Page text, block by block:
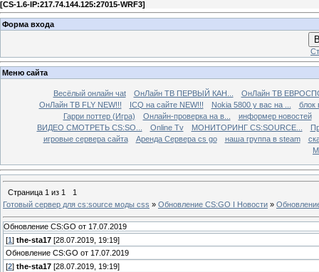
[CS-1.6-IP:217.74.144.125:27015-WRF3]
Форма входа
Меню сайта
Весёлый онлайн чаt ОнЛайн ТВ ПЕРВЫЙ КАН...
ОнЛайн ТВ
ОнЛайн ТВ FLY NEW!!!
ICQ на сайте NEW!!! Nokia 5800 у вас на ...
блок
Гарри поттер (Игра)
Онлайн-проверка на в...
информер новостей
ВИДЕО СМОТРЕТЬ CS:SO...
Online Tv МОНИТОРИНГ CS:SOURCE...
игровые сервера сайта
Аренда Сервера cs go наша группа в steam
Страница 1 из 1
1
Готовый сервер для cs:source моды css » Обновление CS:GO I Новости »
Обновление CS:GO от 17.07.2019
[1 ] the-sta17 [28.07.2019, 19:19]
Обновление CS:GO от 17.07.2019
[2] the-sta17 [28.07.2019, 19:19]